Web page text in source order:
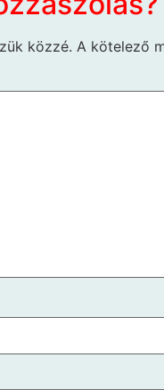
közzé. A kötelező